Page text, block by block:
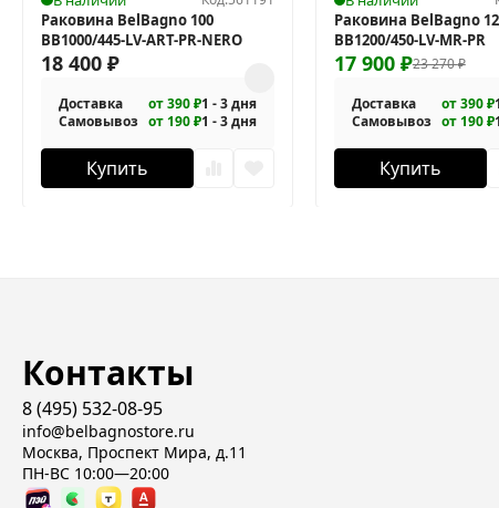
Раковина BelBagno 100
BB1000/445-LV-ART-PR-NERO
18 400 ₽
Доставка от 390 ₽1 - 3 дня
Самовывоз от 190 ₽1 - 3 дня
Купить
Раковина BelBagno
BB1200/450-LV-MR-PR
23 270₽
17 900 ₽
Доставка от 390 ₽
Самовывоз от 190 ₽
Купить
Контакты
8 (495) 532-08-95
info@belbagnostore.ru
Москва, Проспект Мира, д.11
ПН-ВС 10:00—20:00